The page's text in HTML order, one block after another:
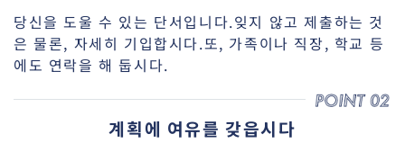
당신을 도울 수 있는 단서입니다.잊지 않고 제출하는 것
은 물론, 자세히 기입합시다.또, 가족이나 직장, 학교 등
에도 연락을 해 둡시다.
계획에 여유를 갖읍시다